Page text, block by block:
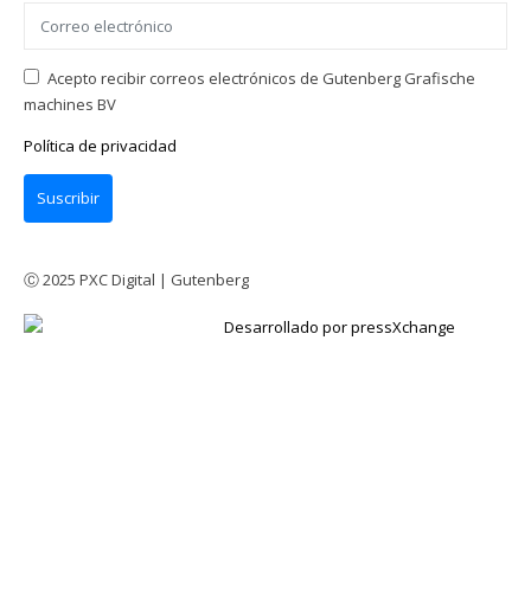
Acepto recibir correos electrónicos de Gutenberg Grafische
machines BV
Política de privacidad
Suscribir
Ⓒ 2025 PXC Digital | Gutenberg